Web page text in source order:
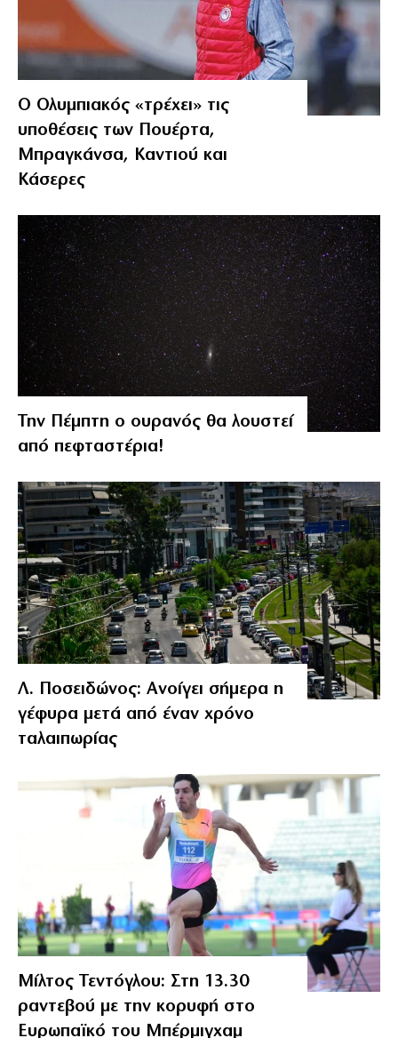
Ο Ολυμπιακός «τρέχει» τις
υποθέσεις των Πουέρτα,
Μπραγκάνσα, Καντιού και
Κάσερες
Την Πέμπτη ο ουρανός θα λουστεί
από πεφταστέρια!
Λ. Ποσειδώνος: Ανοίγει σήμερα η
γέφυρα μετά από έναν χρόνο
ταλαιπωρίας
Μίλτος Τεντόγλου: Στη 13.30
ραντεβού με την κορυφή στο
Ευρωπαϊκό του Μπέρμιγχαμ